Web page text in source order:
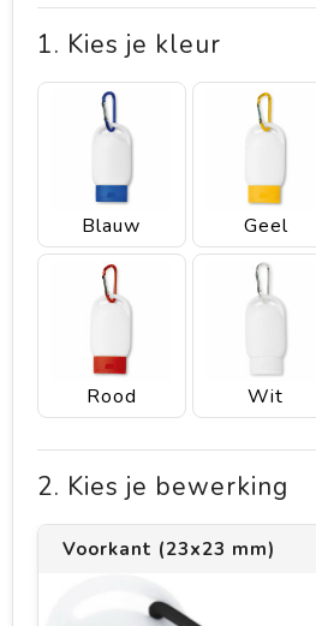
1. Kies je kleur
Blauw Geel
Rood Wit
2. Kies je bewerking
Voorkant (23x23 mm)